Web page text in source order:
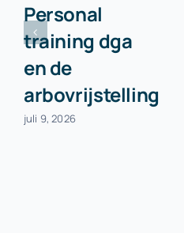
Personal
training dga
en de
arbovrijstelling
juli 9, 2026